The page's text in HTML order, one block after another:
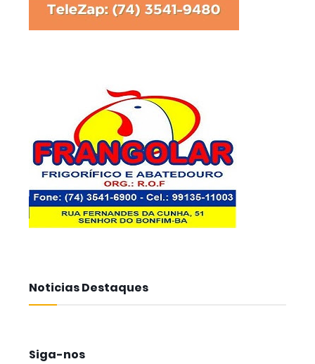
Noticias Destaques
Siga-nos